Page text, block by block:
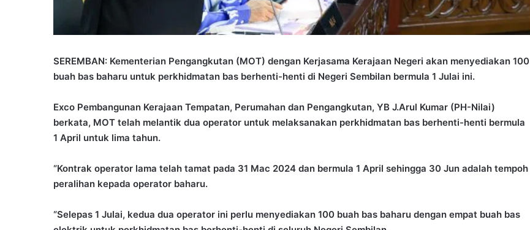
SEREMBAN: Kementerian Pengangkutan (MOT) dengan Kerjasama Kerajaan Negeri akan menyediakan 100
buah bas baharu untuk perkhidmatan bas berhenti-henti di Negeri Sembilan bermula 1 Julai ini.
Exco Pembangunan Kerajaan Tempatan, Perumahan dan Pengangkutan, YB J.Arul Kumar (PH-Nilai)
berkata, MOT telah melantik dua operator untuk melaksanakan perkhidmatan bas berhenti-henti bermula
1 April untuk lima tahun.
“Kontrak operator lama telah tamat pada 31 Mac 2024 dan bermula 1 April sehingga 30 Jun adalah tempoh
peralihan kepada operator baharu.
“Selepas 1 Julai, kedua dua operator ini perlu menyediakan 100 buah bas baharu dengan empat buah bas